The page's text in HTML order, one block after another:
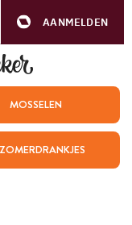
AANMELDEN
MOSSELEN